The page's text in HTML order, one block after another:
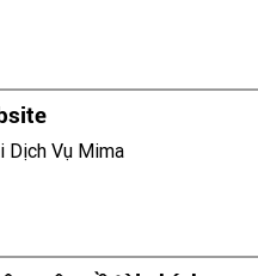
Dịch Vụ Mima